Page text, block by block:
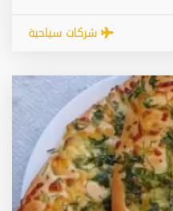
شركات سياحية